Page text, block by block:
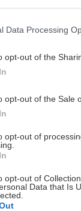
Data Processing
opt-out of the
opt-out of the Sale
opt-out of
opt-out of
Data that Is
που
Άρειος
Ιόνιο
οι ειδήσεις